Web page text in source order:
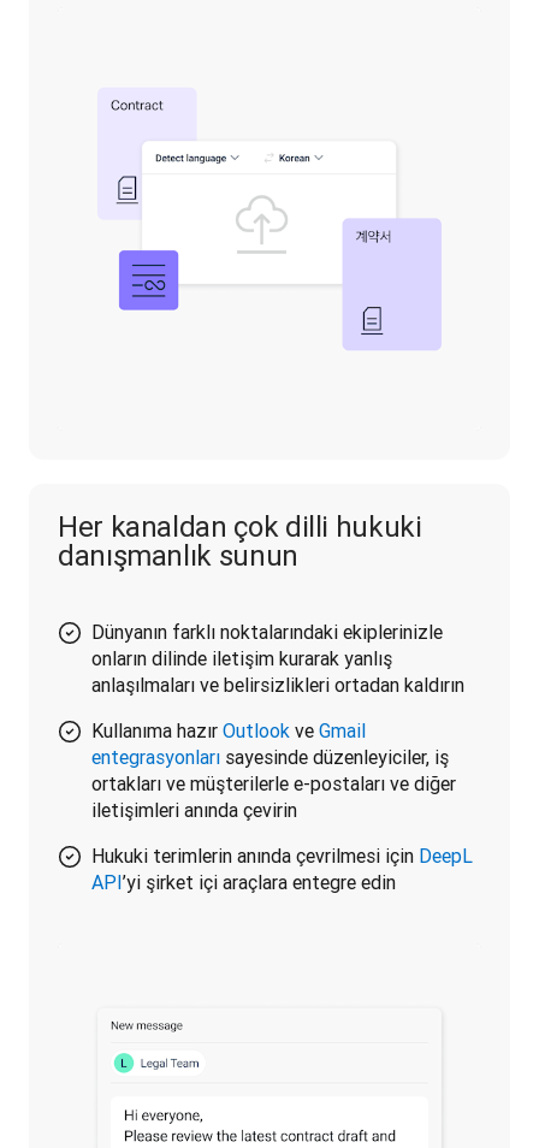
Her kanaldan çok dilli hukuki
danışmanlık sunun
Dünyanın farklı noktalarındaki ekiplerinizle
onların dilinde iletişim kurarak yanlış
anlaşılmaları ve belirsizlikleri ortadan kaldırın
Kullanıma hazır Outlook ve Gmail
entegrasyonları sayesinde düzenleyiciler, iş
ortakları ve müşterilerle e-postaları ve diğer
iletişimleri anında çevirin
Hukuki terimlerin anında çevrilmesi için DeepL
API’yi şirket içi araçlara entegre edin